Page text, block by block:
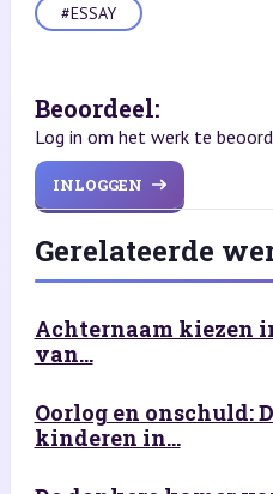
#ESSAY
Beoordeel:
Log in om het werk te
INLOGGEN
Gerelateerde
Achternaam kiezen
van...
Oorlog en onschuld:
kinderen in...